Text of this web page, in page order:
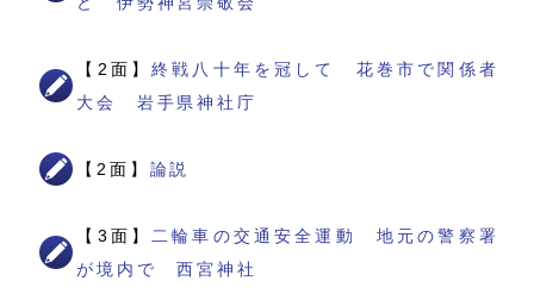
【2面】終戦八十年を冠して 花巻市で関係者
大会 岩手県神社庁
【2面】 論説
【3面】
二輪車の交通安全運動 地元の警察署
が境内で 西宮神社